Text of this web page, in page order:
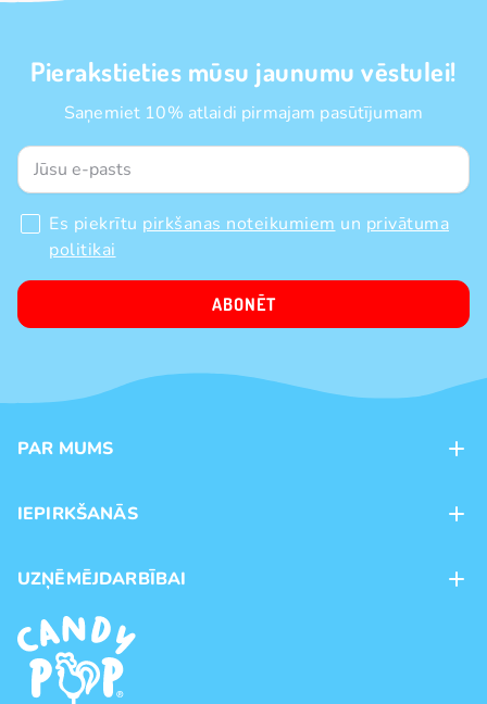
Pierakstieties mūsu jaunumu vēstulei!
Saņemiet 10% atlaidi pirmajam pasūtījumam
Es piekrītu pirkšanas noteikumiem un privātuma
politikai
ABONĒT
PAR MUMS
Veikali
Preču zīmoli
IEPIRKŠANĀS
Piegāde
Pirkšanas noteikumi
Privātuma politika
UZŅĒMĒJDARBĪBAI
Franšīze
Vairumtirdzniecība